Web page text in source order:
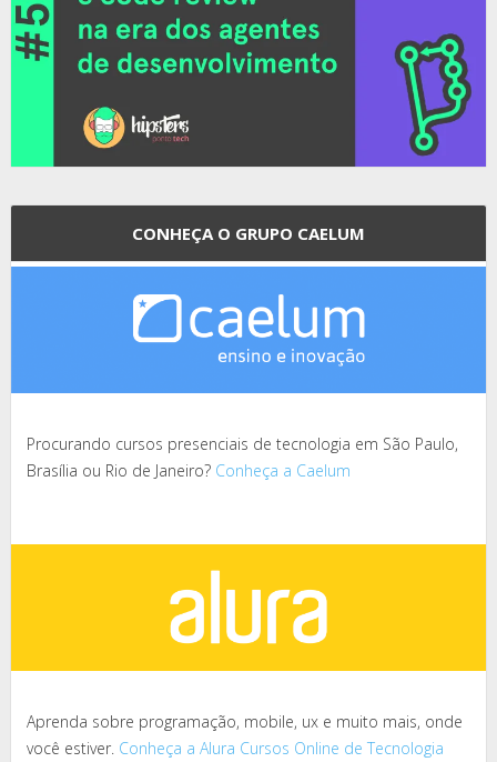
CONHEÇA O GRUPO CAELUM
Procurando cursos presenciais de tecnologia em São Paulo,
Brasília ou Rio de Janeiro? Conheça a Caelum
Aprenda sobre programação, mobile, ux e muito mais, onde
você estiver. Conheça a Alura Cursos Online de Tecnologia